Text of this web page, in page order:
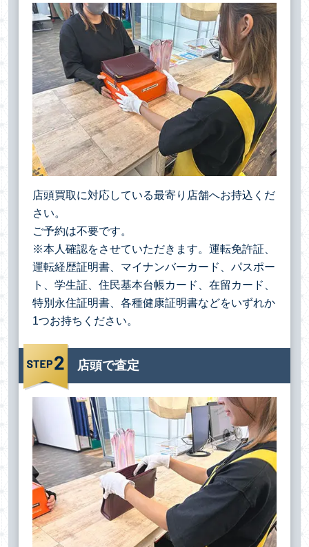
店頭買取に対応している最寄り店舗へお持込くだ
さい。
ご予約は不要です。
※本人確認をさせていただきます。運転免許証、
運転経歴証明書、マイナンバーカード、パスポー
ト、学生証、住民基本台帳カード、在留カード、
特別永住証明書、各種健康証明書などをいずれか
1つお持ちください。
店頭で査定